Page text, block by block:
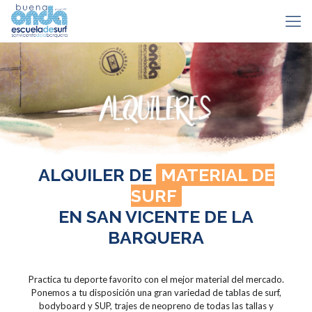
ALQUILER DE MATERIAL DE
SURF
EN SAN VICENTE DE LA
BARQUERA
Practica tu deporte favorito con el mejor material del mercado.
Ponemos a tu disposición una gran variedad de tablas de surf,
bodyboard y SUP, trajes de neopreno de todas las tallas y